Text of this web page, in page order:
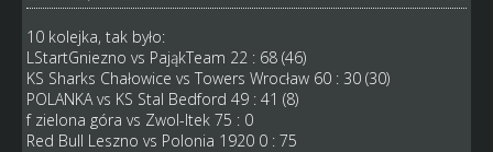
10 kolejka, tak było:
LStartGniezno vs PająkTeam 22 : 68 (46)
KS Sharks Chałowice vs Towers Wrocław 60 : 30 (30)
POLANKA vs KS Stal Bedford 49 : 41 (8)
f zielona góra vs Zwol-Itek 75 : 0
Red Bull Leszno vs Polonia 1920 0 : 75